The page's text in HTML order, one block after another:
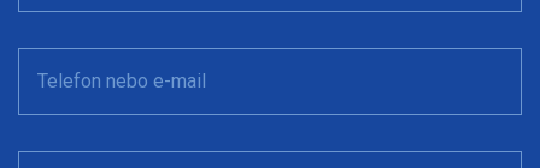
Telefon nebo e-mail